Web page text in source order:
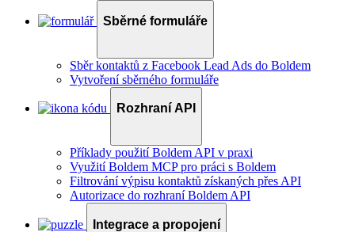
Sběrné formuláře
Sběr kontaktů z Facebook Lead Ads do Boldem
Vytvoření sběrného formuláře
Rozhraní API
Příklady použití Boldem API v praxi
Využití Boldem MCP pro práci s Boldem
Filtrování výpisu kontaktů získaných přes API
Autorizace do rozhraní Boldem API
Integrace a propojení